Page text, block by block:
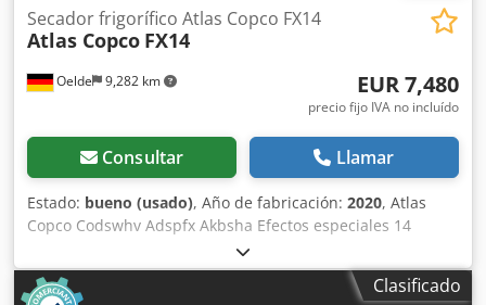
Oelde 9,282 km
Secador frigorífico Atlas Copco FX14
Atlas Copco FX14
EUR 7,480
precio fijo IVA no incluído
Consultar Llamar
Estado: bueno (usado), Año de fabricación: 2020, Atlas
Copco Codswhv Adspfx Akbsha Efectos especiales 14
Secador frigorífico Sistema de secado de aire comprimido
compacto, totalmente automático y refrigerado por aire.
Caudal volumétrico: 12,00 m³/min
Clasificado